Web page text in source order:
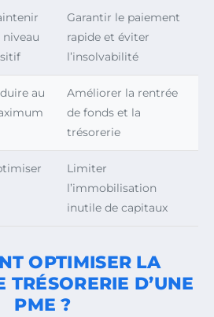
niveau
Garantir le paiement
rapide et éviter
l’insolvabilité
au
Améliorer la rentrée
de fonds et la
trésorerie
Limiter
l’immobilisation
inutile de capitaux
OPTIMISER LA
TRÉSORERIE D’UNE
PME ?